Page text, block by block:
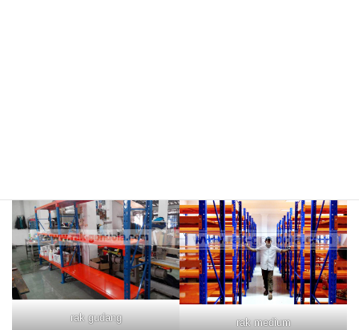
rak gudang rak medium